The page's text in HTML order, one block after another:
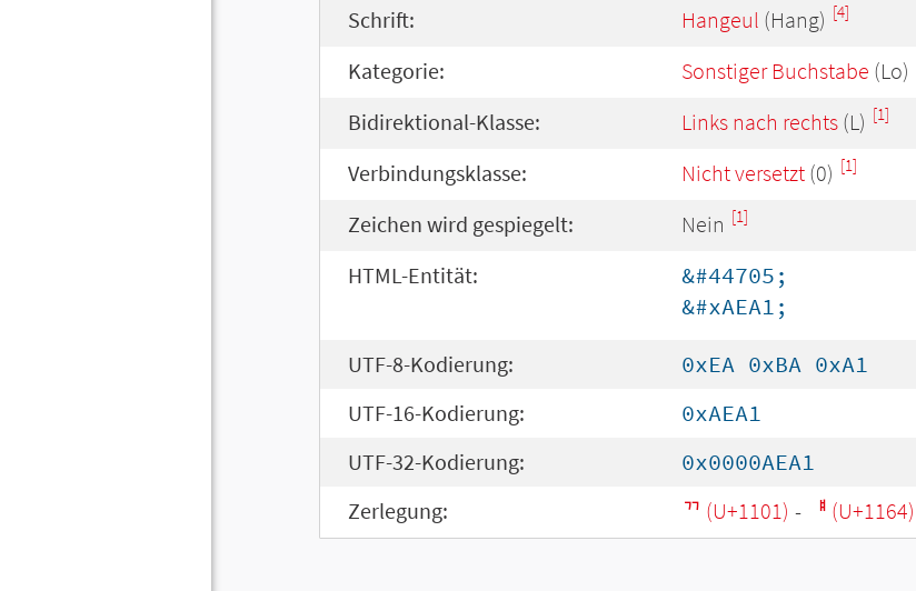
Schrift: Hangeul (Hang) [4]
Kategorie: Sonstiger Buchstabe (Lo)
Bidirektional-Klasse: Links nach rechts (L) [1]
Verbindungsklasse: Nicht versetzt (0) [1]
Zeichen wird gespiegelt: Nein [1]
HTML-Entität:
&#44705;
&#xAEA1;
UTF-8-Kodierung:
0xEA 0xBA 0xA1
UTF-16-Kodierung:
0xAEA1
UTF-32-Kodierung:
0x0000AEA1
Zerlegung:
ᄁ (U+1101) - ᅤ (U+1164)